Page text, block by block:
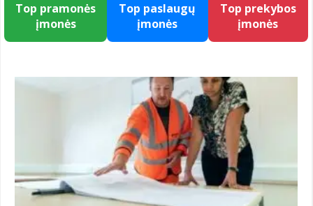
Top pramonės
įmonės
Top paslaugų
įmonės
Top prekybos
įmonės